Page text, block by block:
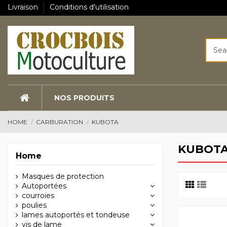
Livraison Conditions d'utilisation
NOS PRODUITS
HOME CARBURATION KUBOTA
Home
Masques de protection
Autoportées
courroies
poulies
lames autoportés et tondeuse
vis de lame